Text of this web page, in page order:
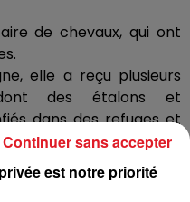
de chevaux, qui ont
elle a reçu plusieurs
des étalons et
dans des refuges et
est notre priorité
Continuer sans accepter